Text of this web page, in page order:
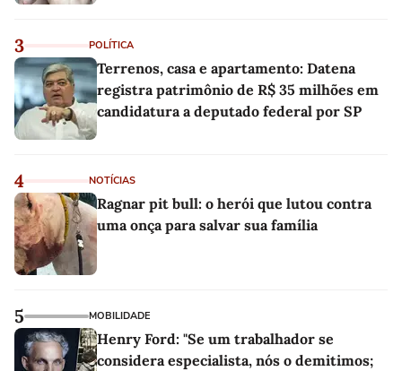
3 POLÍTICA
Terrenos, casa e apartamento: Datena
registra patrimônio de R$ 35 milhões em
candidatura a deputado federal por SP
4 NOTÍCIAS
Ragnar pit bull: o herói que lutou contra
uma onça para salvar sua família
5 MOBILIDADE
Henry Ford: "Se um trabalhador se
considera especialista, nós o demitimos;